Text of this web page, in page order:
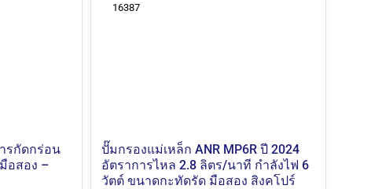
รกัดกร่อน
อสอง –
16387
ปั๊มกรองแม่เหล็ก ANR MP6R ปี 2024
อัตราการไหล 2.8 ลิตร/นาที กำลังไฟ 6
วัตต์ ขนาดกะทัดรัด มือสอง สิงคโปร์